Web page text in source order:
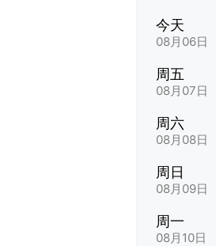
今天
08月06日
周五
08月07日
周六
08月08日
周日
08月09日
周一
08月10日